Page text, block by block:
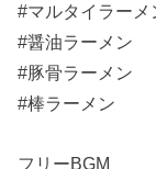
#マルタイラーメ
#醤油ラーメン
#豚骨ラーメン
#棒ラーメン
フリーBGM